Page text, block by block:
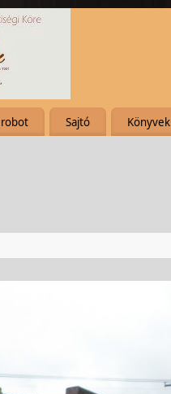
Sajtó Könyvek